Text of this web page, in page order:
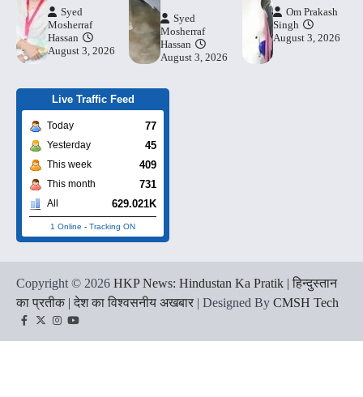
Syed
Mosherraf
Hassan
August 3, 2026
Syed
Mosherraf
Hassan
August 3, 2026
Om Prakash
Singh
August 3, 2026
Live Traffic Feed
Today 77
Yesterday 45
This week 409
This month 731
All 629.021K
1 Online - Tracking ON
Copyright © 2026 HKP News: Hindustan Ka Pratik | हिन्दुस्तान
का प्रतीक | देश का विश्वसनीय अखबार | Designed By CMSH Tech
Facebook
TwitterInstagram
YouTube